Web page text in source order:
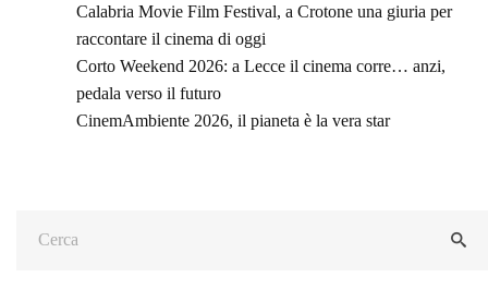
Calabria Movie Film Festival, a Crotone una giuria per
raccontare il cinema di oggi
Corto Weekend 2026: a Lecce il cinema corre… anzi,
pedala verso il futuro
CinemAmbiente 2026, il pianeta è la vera star